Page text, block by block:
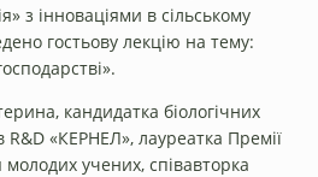
з інноваціями в сільському
гостьову лекцію на тему:
кандидатка біологічних
R&D «КЕРНЕЛ», лауреатка Премії
учених, співавторка